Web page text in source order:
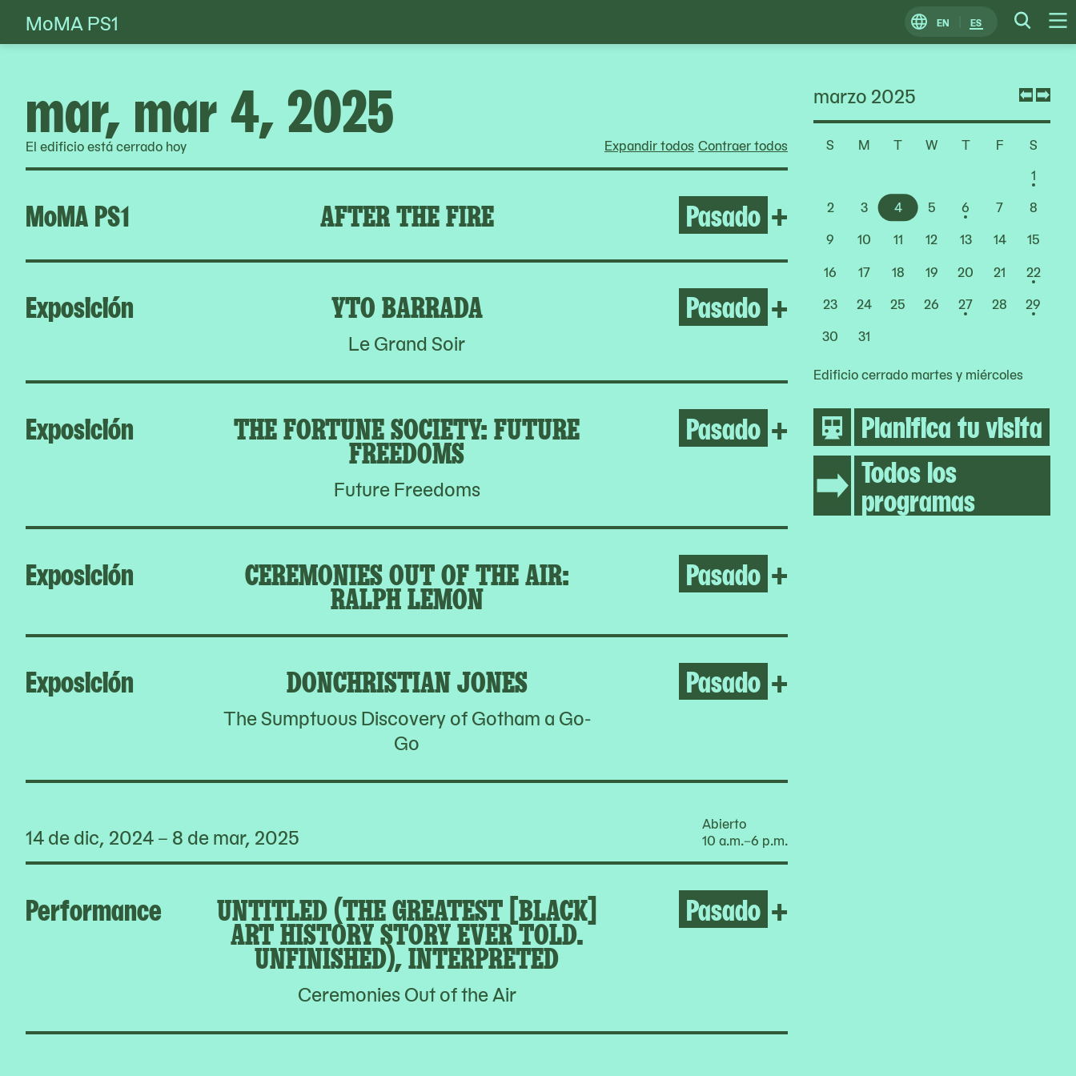
Skip
to
EN ES
Change
Locale
MoMA PS1
mar, mar 4, 2025
El edificio está cerrado hoy Expandir todos Contraer todos
MoMA PS1 AFTER THE FIRE Pasado + Open After the Fire
Exposición YTO BARRADA
Le Grand Soir
Pasado + Open Yto Barrada
Exposición THE FORTUNE SOCIETY: FUTURE
FREEDOMS
Future Freedoms
Pasado + Open Homeroom: The
Exposición CEREMONIES OUT OF THE AIR:
RALPH LEMON
Pasado +
Exposición DONCHRISTIAN JONES
The Sumptuous Discovery of Gotham a Go-
Go
Pasado +
14 de dic, 2024 – 8 de mar, 2025
Abierto
10 a.m.–6 p.m.
Performance UNTITLED (THE GREATEST [BLACK]
ART HISTORY STORY EVER TOLD.
UNFINISHED), INTERPRETED
Ceremonies Out of the Air
Pasado +
marzo 2025
S M T W T F S
Choose
1
2
3 4 5 6 7
8
9
10 11 12 13 14
15
16
17 18 19 20 21
22
23
24 25 26 27 28
29
30
31
Edificio cerrado martes y miércoles
Planifica tu visita
Todos los
programas